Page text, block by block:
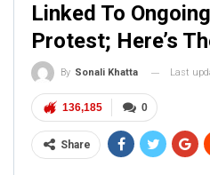
Linked To
Protest; Here’s
By Sonali Khatta Last
0
136,185
Share